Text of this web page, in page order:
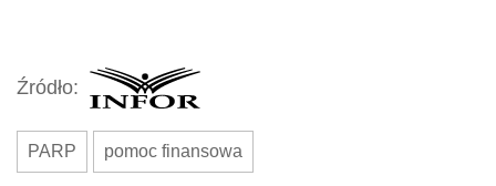
Źródło:
PARP pomoc finansowa